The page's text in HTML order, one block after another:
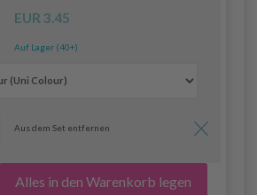
EUR 3.45
Auf Lager (40+)
Aus dem Set entfernen
Alles in den Warenkorb legen